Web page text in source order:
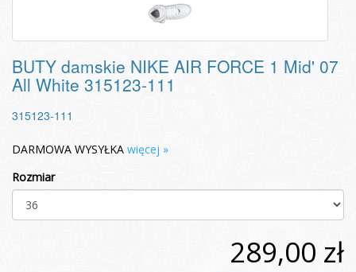
BUTY damskie NIKE AIR FORCE 1 Mid' 07
All White 315123-111
315123-111
DARMOWA WYSYŁKA więcej »
Rozmiar
289,00 zł